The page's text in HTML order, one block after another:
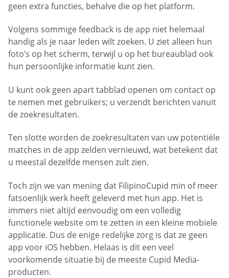
geen extra functies, behalve die op het platform.
Volgens sommige feedback is de app niet helemaal
handig als je naar leden wilt zoeken. U ziet alleen hun
foto’s op het scherm, terwijl u op het bureaublad ook
hun persoonlijke informatie kunt zien.
U kunt ook geen apart tabblad openen om contact op
te nemen met gebruikers; u verzendt berichten vanuit
de zoekresultaten.
Ten slotte worden de zoekresultaten van uw potentiële
matches in de app zelden vernieuwd, wat betekent dat
u meestal dezelfde mensen zult zien.
Toch zijn we van mening dat FilipinoCupid min of meer
fatsoenlijk werk heeft geleverd met hun app. Het is
immers niet altijd eenvoudig om een volledig
functionele website om te zetten in een kleine mobiele
applicatie. Dus de enige redelijke zorg is dat ze geen
app voor iOS hebben. Helaas is dit een veel
voorkomende situatie bij de meeste Cupid Media-
producten.